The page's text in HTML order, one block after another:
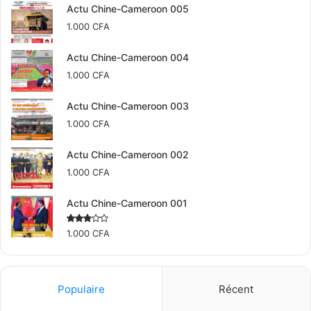
lieu de les démanteler progressivement ».
Distribué parAfrican Media Agency (AMA)
l’Organisation des Nations Unies
The post
Tunisie : l’ONU dénonce un durcissement contre
la société civileappeared first on
Actu Chine-Cameroon 005
1.000 CFA
Actu Chine-Cameroon 004
1.000 CFA
Actu Chine-Cameroon 003
1.000 CFA
Actu Chine-Cameroon 002
1.000 CFA
Actu Chine-Cameroon 001
Rated
1.000 CFA
Populaire Récent